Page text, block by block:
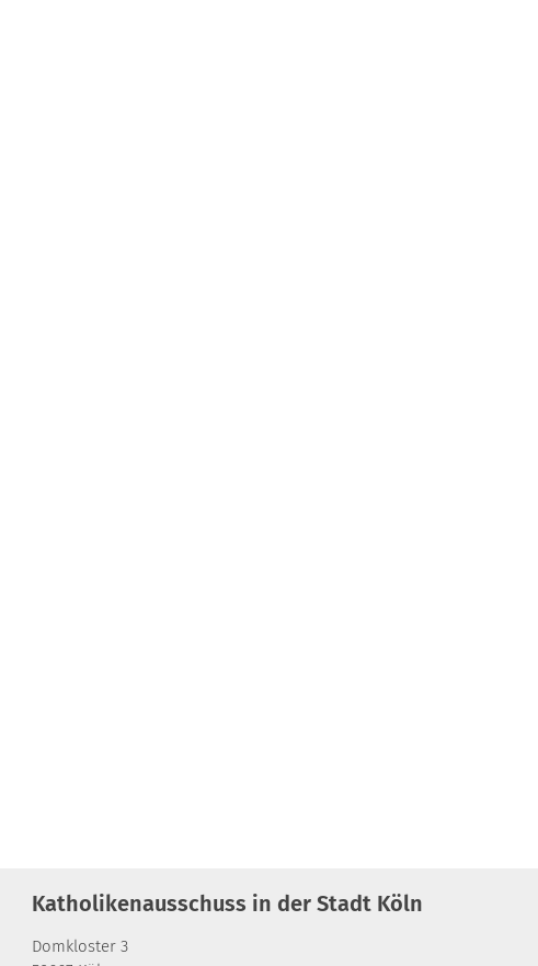
Katholikenausschuss in der Stadt Köln
Domkloster 3